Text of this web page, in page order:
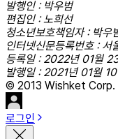
발행인 : 박우범
편집인 : 노희선
청소년보호책임자 : 박우
인터넷신문등록번호 :
등록일 : 2022년 01월
발행일 : 2021년 01월
© 2013 Wishket Corp.
로그인